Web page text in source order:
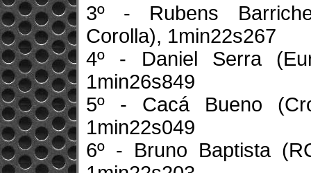
3º - Rubens
Corolla), 1min22s267
4º - Daniel Serra
1min26s849
5º - Cacá Bueno
1min22s049
6º - Bruno Baptista